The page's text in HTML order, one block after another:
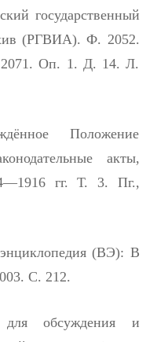
государственный
(РГВИА). Ф. 2052.
Оп. 1. Д. 14. Л.
Положение
акты,
гг. Т. 3. Пг.,
(ВЭ): В
С. 212.
обсуждения и